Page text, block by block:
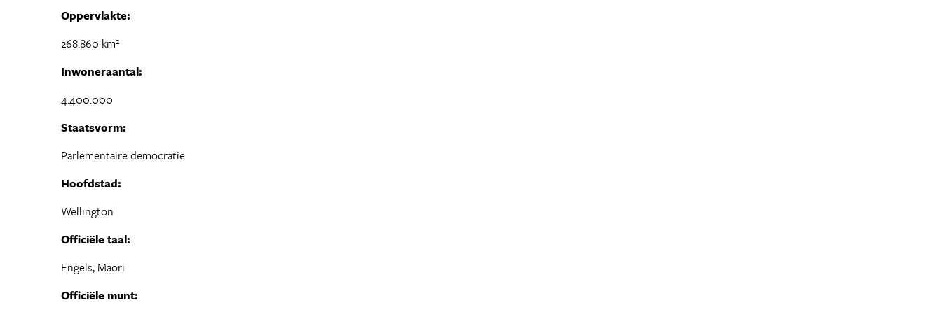
Oppervlakte:
268.860 km²
Inwoneraantal:
4.400.000
Staatsvorm:
Parlementaire democratie
Hoofdstad:
Wellington
Officiële taal:
Engels, Maori
Officiële munt: